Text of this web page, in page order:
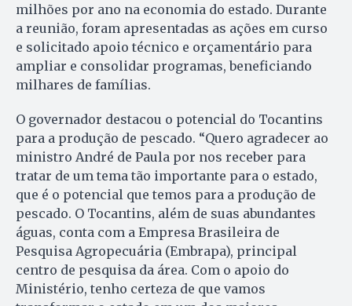
milhões por ano na economia do estado. Durante
a reunião, foram apresentadas as ações em curso
e solicitado apoio técnico e orçamentário para
ampliar e consolidar programas, beneficiando
milhares de famílias.
O governador destacou o potencial do Tocantins
para a produção de pescado. “Quero agradecer ao
ministro André de Paula por nos receber para
tratar de um tema tão importante para o estado,
que é o potencial que temos para a produção de
pescado. O Tocantins, além de suas abundantes
águas, conta com a Empresa Brasileira de
Pesquisa Agropecuária (Embrapa), principal
centro de pesquisa da área. Com o apoio do
Ministério, tenho certeza de que vamos